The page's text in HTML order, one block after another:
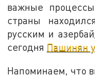
важные
страны
русским и
сегодня Пашинян
Напоминаем, что